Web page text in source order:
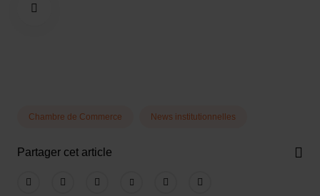
Chambre de Commerce News institutionnelles
Partager cet article